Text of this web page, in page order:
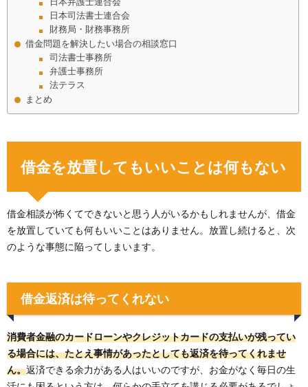
日本司法書士連合会
財務局・財務事務所
借金問題を解決したい場合の相談窓口
司法書士事務所
弁護士事務所
法テラス
まとめ
借金を放置してもいいことは何もない
借金相談が怖くてできないと思う人がいるかもしれませんが、借金
を放置していても何もいいことはありません。放置し続けると、次
のような事態に陥ってしまいます。
借金返済は待ってくれない
消費者金融のカードローンやクレジットカードの支払いが残ってい
る場合には、たとえ事情があったとしても返済を待ってくれませ
ん。返済できる余力がある人はいいのですが、お金がなく毎日の生